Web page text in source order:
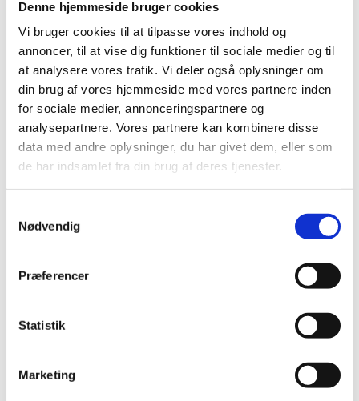
Denne hjemmeside bruger cookies
Vi bruger cookies til at tilpasse vores indhold og
annoncer, til at vise dig funktioner til sociale medier og til
at analysere vores trafik. Vi deler også oplysninger om
din brug af vores hjemmeside med vores partnere inden
for sociale medier, annonceringspartnere og
analysepartnere. Vores partnere kan kombinere disse
data med andre oplysninger, du har givet dem, eller som
de har indsamlet fra din brug af deres tjenester.
Nødvendig
Præferencer
Statistik
Marketing
Hent ansøgningsskabelon (dansk)
Hent ansøgningsskabelon (English)
Hvornår er der frist?
Den 11. maj 2020 kl. 12.00
Send ansøgningen via digital
Hvis du ikke kan sende ansøgningsskabelonen i
underskrevet tilstand pga. mangel på
ansøgningsskabelonen samt CV som digital post
til Styrelsen for Forskning og Uddannelse. Vi skal
bede dig om at indtaste: Navn, dato (COVID-19)
på underskriftslinjen. Du kan se, hvordan du sender
digitalt på vores hjemmeside:
Husk at skriv "ATT: EuroCenters fællespostkasse" i